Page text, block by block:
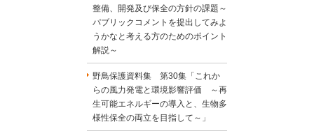
整備、開発及び保全の方針の課題～
パブリックコメントを提出してみよ
うかなと考える方のためのポイント
解説～
野鳥保護資料集 第30集「これか
らの風力発電と環境影響評価 ～再
生可能エネルギーの導入と、生物多
様性保全の両立を目指して～」